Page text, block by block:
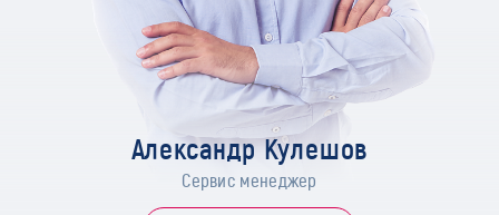
Александр Кулешов
Сервис менеджер